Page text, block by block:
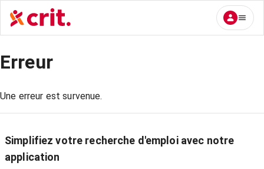
Erreur
Une erreur est survenue.
Simplifiez votre recherche d'emploi avec notre
application